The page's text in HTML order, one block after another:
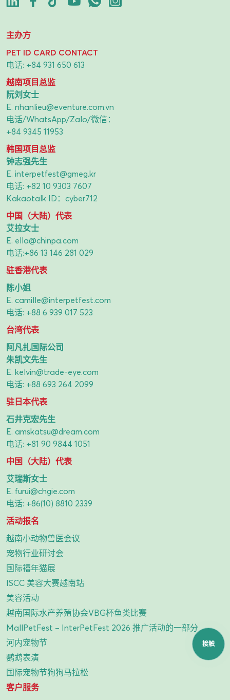
主办方
PET ID CARD CONTACT
电话: +84 931 650 613
越南项目总监
阮刘女士
E. nhanlieu@eventure.com.vn
电话/WhatsApp/Zalo/微信：
+84 9345 11953
韩国项目总监
钟志强先生
E. interpetfest@gmeg.kr
电话: +82 10 9303 7607
Kakaotalk ID：cyber712
中国（大陆）代表
艾拉女士
E. ella@chinpa.com
电话:+86 13 146 281 029
驻香港代表
陈小姐
E. camille@interpetfest.com
电话: +88 6 939 017 523
台湾代表
阿凡扎国际公司
朱凯文先生
E. kelvin@trade-eye.com
电话: +88 693 264 2099
驻日本代表
石井克宏先生
E. amskatsu@dream.com
电话: +81 90 9844 1051
中国（大陆）代表
艾瑞斯女士
E. furui@chgie.com
电话: +86(10) 8810 2339
活动报名
越南小动物兽医会议
宠物行业研讨会
国际禧年猫展
ISCC 美容大赛越南站
美容活动
越南国际水产养殖协会VBG杯鱼类比赛
MallPetFest – InterPetFest 2026 推广活动的一部分
河内宠物节
鹦鹉表演
国际宠物节狗狗马拉松
客户服务
接触